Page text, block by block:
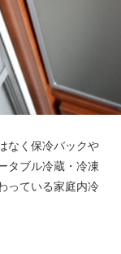
なく保冷バックや
タブル冷蔵・冷凍
っている家庭内冷